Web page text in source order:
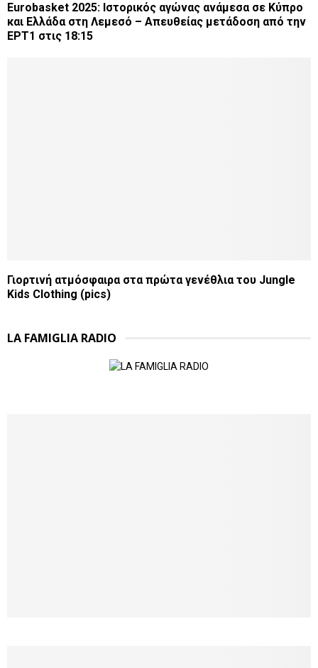
Eurobasket 2025: Ιστορικός αγώνας ανάμεσα σε Κύπρο
και Ελλάδα στη Λεμεσό – Απευθείας μετάδοση από την
ΕΡΤ1 στις 18:15
Γιορτινή ατμόσφαιρα στα πρώτα γενέθλια του Jungle
Kids Clothing (pics)
LA FAMIGLIA RADIO